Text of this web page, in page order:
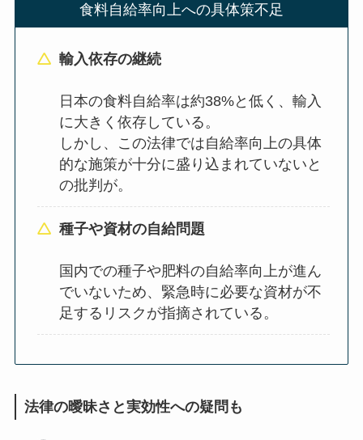
食料自給率向上への具体策不足
輸入依存の継続
日本の食料自給率は約38%と低く、輸入
に大きく依存している。
しかし、この法律では自給率向上の具体
的な施策が十分に盛り込まれていないと
の批判が。
種子や資材の自給問題
国内での種子や肥料の自給率向上が進ん
でいないため、緊急時に必要な資材が不
足するリスクが指摘されている。
法律の曖昧さと実効性への疑問も